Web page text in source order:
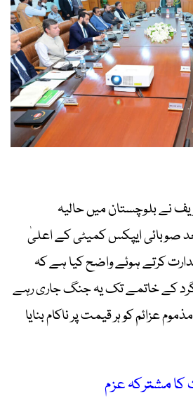
نے بلوچستان میں حالیہ
صوبائی ایپکس کمیٹی کے اعلیٰ
کرتے ہوئے واضح کیا ہے کہ
کے خاتمے تک یہ جنگ جاری رہے
عزائم کو ہر قیمت پر ناکام بنایا
مشترکہ عزم